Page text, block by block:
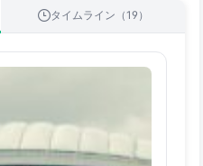
タイムライン（19）